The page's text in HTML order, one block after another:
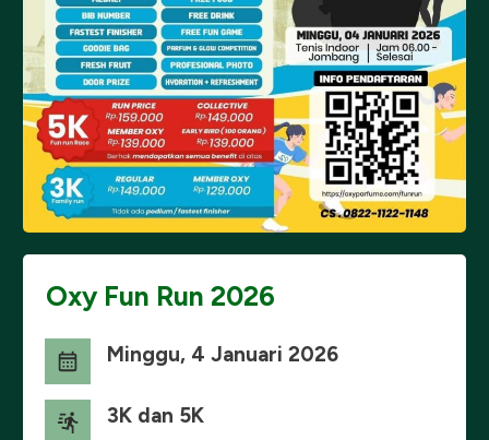
Oxy Fun Run 2026
Minggu, 4 Januari 2026
3K dan 5K